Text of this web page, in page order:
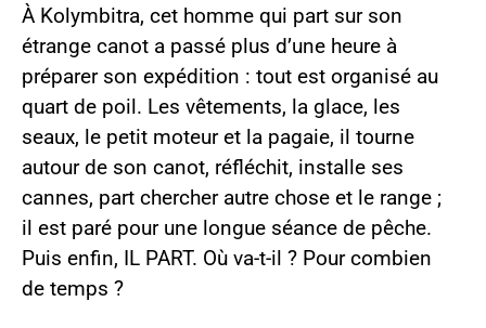
À Kolymbitra, cet homme qui part sur son
étrange canot a passé plus d’une heure à
préparer son expédition : tout est organisé au
quart de poil. Les vêtements, la glace, les
seaux, le petit moteur et la pagaie, il tourne
autour de son canot, réfléchit, installe ses
cannes, part chercher autre chose et le range ;
il est paré pour une longue séance de pêche.
Puis enfin, IL PART. Où va-t-il ? Pour combien
de temps ?